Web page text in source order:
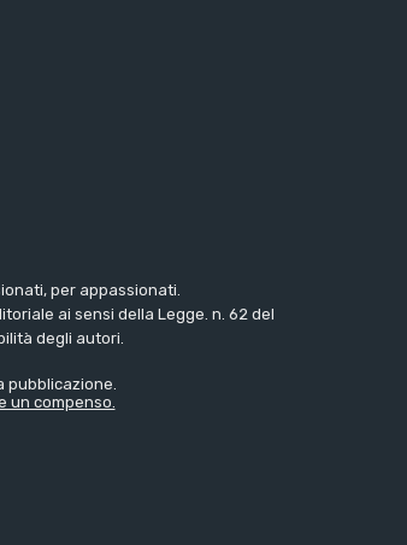
per appassionati.
ai sensi della Legge. n. 62 del
degli autori.
un compenso.